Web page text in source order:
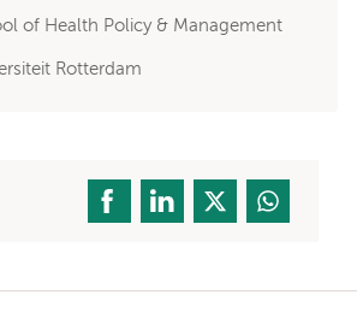
of Health Policy & Management
Rotterdam